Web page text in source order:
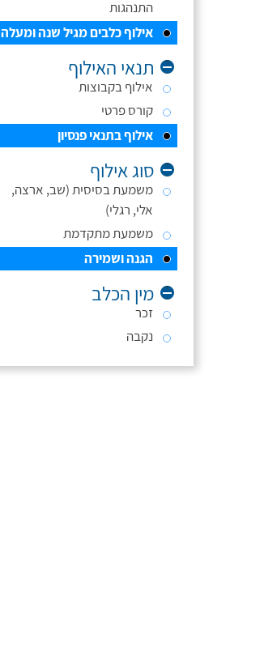
התנהגות
אילוף כלבים מגיל שנה ומעלה
תנאי האילוף
אילוף בקבוצות
קורס פרטי
אילוף בתנאי פנסיון
סוג אילוף
משמעת בסיסית (שב, ארצה,
אלי, רגלי)
משמעת מתקדמת
הגנה ושמירה
מין הכלב
זכר
נקבה